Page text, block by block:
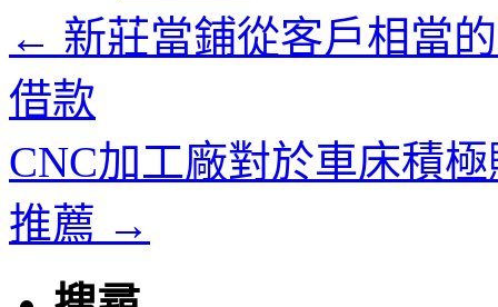
← 新莊當鋪從客戶相當
借款
CNC加工廠對於車床積
推薦 →